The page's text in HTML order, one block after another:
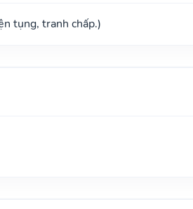
tụng, tranh chấp.)